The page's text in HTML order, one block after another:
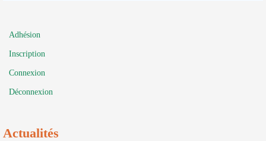
Adhésion
Inscription
Connexion
Déconnexion
Actualités